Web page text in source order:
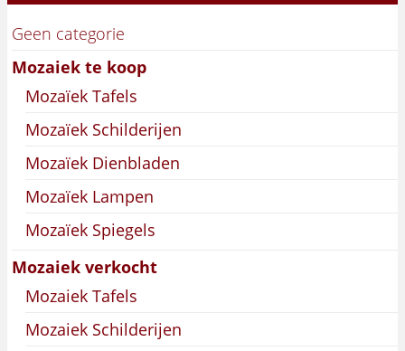
Geen categorie
Mozaiek te koop
Mozaïek Tafels
Mozaïek Schilderijen
Mozaïek Dienbladen
Mozaïek Lampen
Mozaïek Spiegels
Mozaiek verkocht
Mozaiek Tafels
Mozaiek Schilderijen